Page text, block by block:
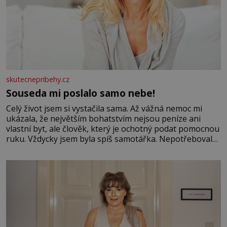
skutecnepribehy.cz
Souseda mi poslalo samo nebe!
Celý život jsem si vystačila sama. Až vážná nemoc mi
ukázala, že největším bohatstvím nejsou peníze ani
vlastní byt, ale člověk, který je ochotný podat pomocnou
ruku. Vždycky jsem byla spíš samotářka. Nepotřebovala
mi knihy, práce a hlavně klid. Hned po studiích jsem